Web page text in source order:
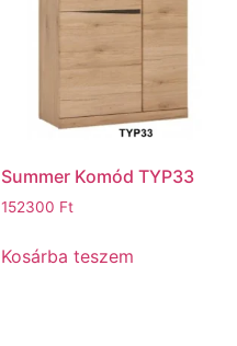
Summer Komód TYP33
152300 Ft
Kosárba teszem